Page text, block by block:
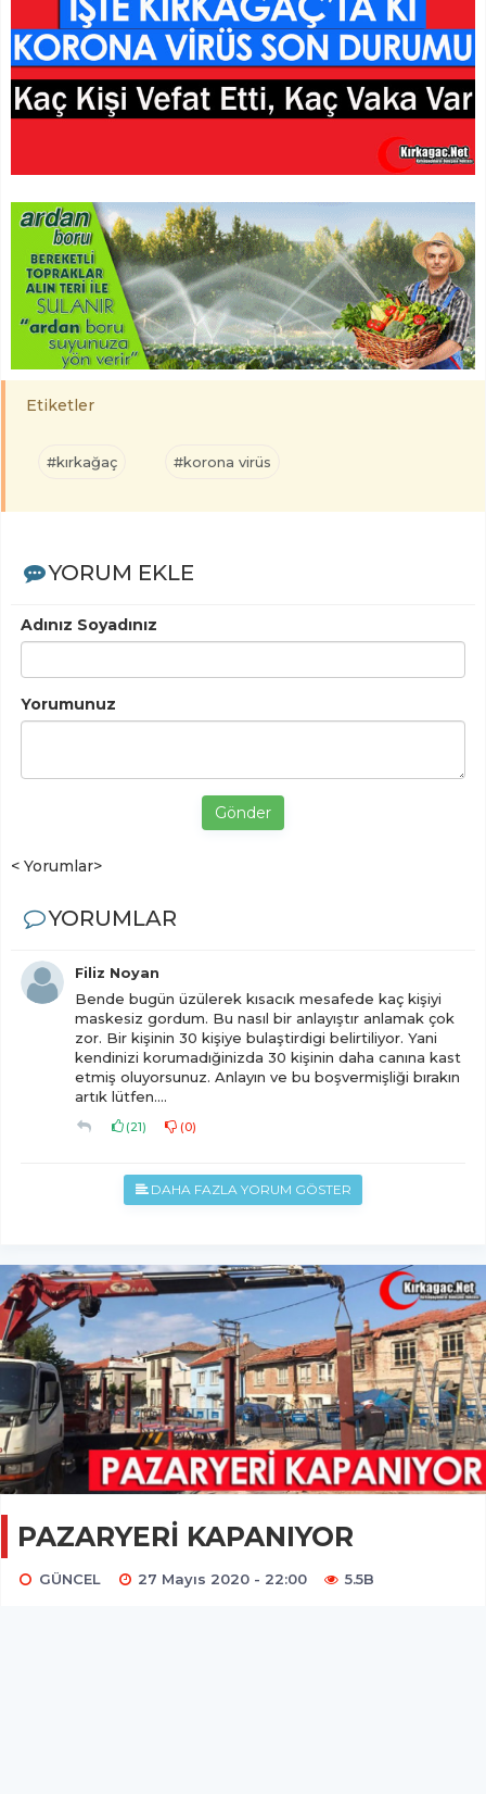
Etiketler
#kırkağaç #korona virüs
YORUM EKLE
Adınız Soyadınız
Yorumunuz
Gönder
< Yorumlar>
YORUMLAR
Filiz Noyan
Bende bugün üzülerek kısacık mesafede kaç kişiyi
maskesiz gordum. Bu nasıl bir anlayıştır anlamak çok
zor. Bir kişinin 30 kişiye bulaştirdigi belirtiliyor. Yani
kendinizi korumadığinizda 30 kişinin daha canına kast
etmiş oluyorsunuz. Anlayın ve bu boşvermişliği bırakın
artık lütfen....
(21) (0)
DAHA FAZLA YORUM GÖSTER
PAZARYERİ KAPANIYOR
GÜNCEL 27 Mayıs 2020 - 22:00 5.5B